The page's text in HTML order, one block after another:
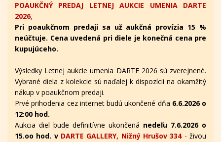
POAUKČNÝ PREDAJ LETNEJ AUKCIE UMENIA DARTE
2026,
Pri poaukčnom predaji sa už aukčná provízia 15 %
neúčtuje. Cena uvedená pri diele je konečná cena pre
kupujúceho.
Výsledky Letnej aukcie umenia DARTE 2026 sú zverejnené.
Vybrané diela z kolekcie sú naďalej k dispozícii na okamžitý
nákup v poaukčnom predaji.
Prvé prihodenia cez internet budú ukončené dňa 6.6.2026 o
12:00 hod.
Aukcia diel bude definitívne ukončená nedeľu 7.6.2026 o
15.oo hod. v DARTE GALLERY, Nižný Hrušov 334 - živou